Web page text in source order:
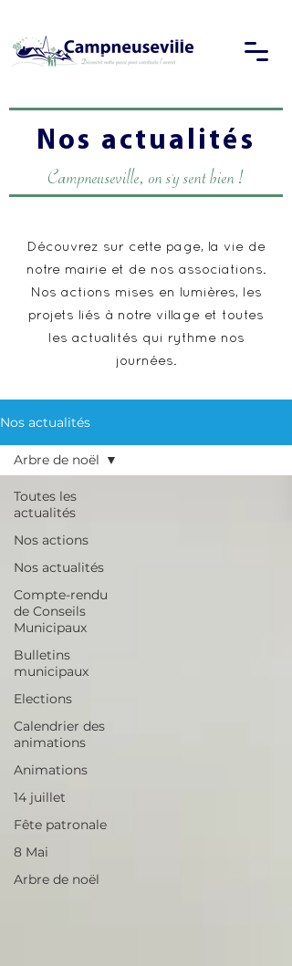
Nos actualités
Campneuseville, on s'y sent bien !
Découvrez sur cette page, la vie de
notre mairie et de nos associations.
Nos actions mises en lumières, les
projets liés à notre village et toutes
les actualités qui rythme nos
journées.
Nos actualités
Toutes les
actualités
Nos actions
Nos actualités
Compte-rendu
de Conseils
Municipaux
Bulletins
municipaux
Elections
Calendrier des
animations
Animations
14 juillet
Fête patronale
8 Mai
Arbre de noël
Arbre de noël